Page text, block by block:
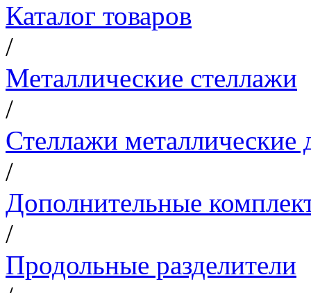
Каталог товаров
/
Металлические стеллажи
/
Стеллажи металлические
/
Дополнительные
/
Продольные разделители